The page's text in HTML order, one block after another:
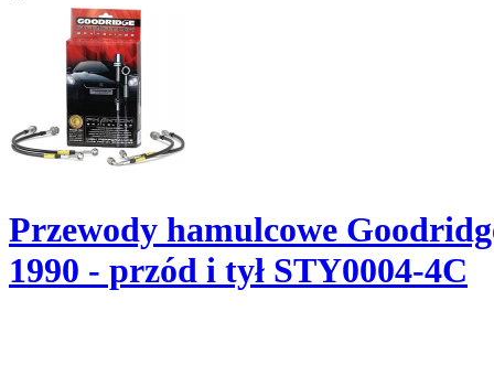
Przewody hamulcowe
1990 - przód i tył STY0004-4C